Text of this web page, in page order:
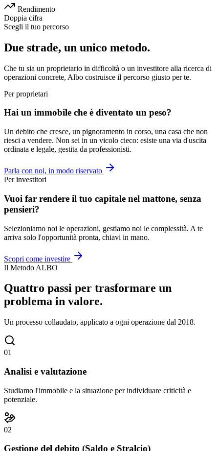
Rendimento
Doppia cifra
Scegli il tuo percorso
Due strade, un unico metodo.
Che tu sia un proprietario in difficoltà o un investitore alla ricerca di
operazioni concrete, Albo costruisce il percorso giusto per te.
Per proprietari
Hai un immobile che è diventato un peso?
Un debito che cresce, un pignoramento in corso, una casa che non
riesci a vendere. Non sei in un vicolo cieco: esiste una via d'uscita
ordinata e legale, gestita da professionisti.
Parla con noi, in modo riservato
Per investitori
Vuoi far rendere il tuo capitale nel mattone, senza
pensieri?
Selezioniamo noi le operazioni, gestiamo noi le complessità. A te
arriva solo l'opportunità pronta, chiavi in mano.
Scopri come investire
Il Metodo ALBO
Quattro passi per trasformare un
problema in valore.
Un processo collaudato, applicato a ogni operazione dal 2018.
01
Analisi e valutazione
Studiamo l'immobile e la situazione per individuare criticità e
potenziale.
02
Gestione del debito (Saldo e Stralcio)